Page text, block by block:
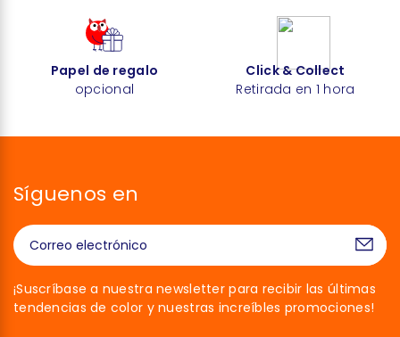
Papel de regalo
opcional
Click & Collect
Retirada en 1 hora
Síguenos en
¡Suscríbase a nuestra newsletter para recibir las últimas
tendencias de color y nuestras increíbles promociones!